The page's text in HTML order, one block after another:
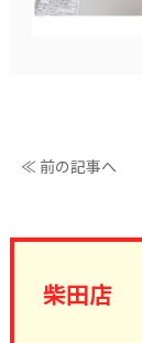
≪ 前の記事へ
柴田店